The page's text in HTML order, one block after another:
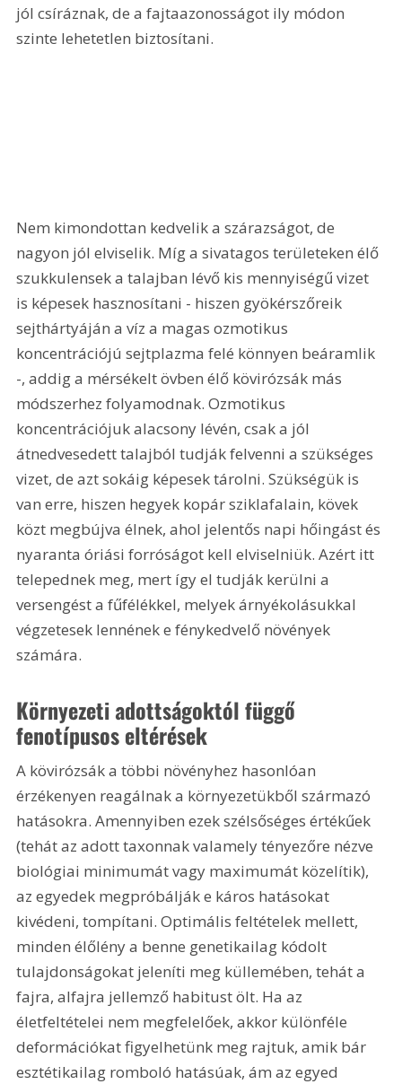
jól csíráznak, de a fajtaazonosságot ily módon
szinte lehetetlen biztosítani.
Nem kimondottan kedvelik a szárazságot, de
nagyon jól elviselik. Míg a sivatagos területeken élő
szukkulensek a talajban lévő kis mennyiségű vizet
is képesek hasznosítani - hiszen gyökérszőreik
sejthártyáján a víz a magas ozmotikus
koncentrációjú sejtplazma felé könnyen beáramlik
-, addig a mérsékelt övben élő kövirózsák más
módszerhez folyamodnak. Ozmotikus
koncentrációjuk alacsony lévén, csak a jól
átnedvesedett talajból tudják felvenni a szükséges
vizet, de azt sokáig képesek tárolni. Szükségük is
van erre, hiszen hegyek kopár sziklafalain, kövek
közt megbújva élnek, ahol jelentős napi hőingást és
nyaranta óriási forróságot kell elviselniük. Azért itt
telepednek meg, mert így el tudják kerülni a
versengést a fűfélékkel, melyek árnyékolásukkal
végzetesek lennének e fénykedvelő növények
számára.
Környezeti adottságoktól függő
fenotípusos eltérések
A kövirózsák a többi növényhez hasonlóan
érzékenyen reagálnak a környezetükből származó
hatásokra. Amennyiben ezek szélsőséges értékűek
(tehát az adott taxonnak valamely tényezőre nézve
biológiai minimumát vagy maximumát közelítik),
az egyedek megpróbálják e káros hatásokat
kivédeni, tompítani. Optimális feltételek mellett,
minden élőlény a benne genetikailag kódolt
tulajdonságokat jeleníti meg küllemében, tehát a
fajra, alfajra jellemző habitust ölt. Ha az
életfeltételei nem megfelelőek, akkor különféle
deformációkat figyelhetünk meg rajtuk, amik bár
esztétikailag romboló hatásúak, ám az egyed